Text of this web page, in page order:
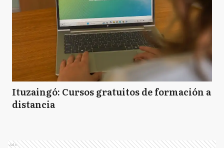
Ituzaingó: Cursos gratuitos de formación a
distancia
Ads